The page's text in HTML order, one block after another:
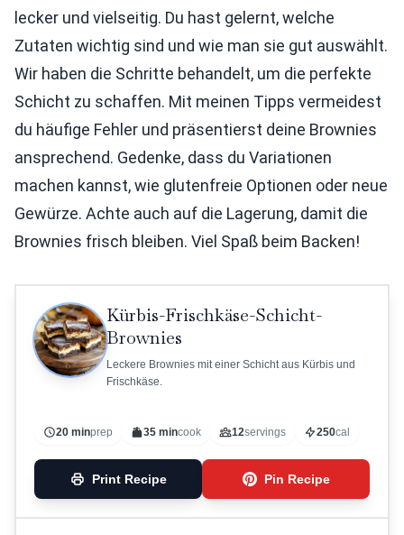
lecker und vielseitig. Du hast gelernt, welche
Zutaten wichtig sind und wie man sie gut auswählt.
Wir haben die Schritte behandelt, um die perfekte
Schicht zu schaffen. Mit meinen Tipps vermeidest
du häufige Fehler und präsentierst deine Brownies
ansprechend. Gedenke, dass du Variationen
machen kannst, wie glutenfreie Optionen oder neue
Gewürze. Achte auch auf die Lagerung, damit die
Brownies frisch bleiben. Viel Spaß beim Backen!
Kürbis-Frischkäse-Schicht-
Brownies
Leckere Brownies mit einer Schicht aus Kürbis und
Frischkäse.
20 minprep 35 mincook 12servings 250cal
Print Recipe Pin Recipe